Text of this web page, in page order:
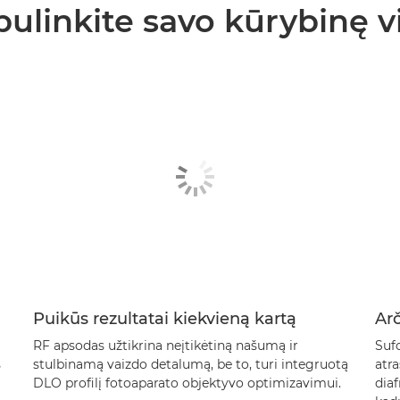
savo kūrybinę
Puikūs rezultatai kiekvieną kartą
RF apsodas užtikrina neįtikėtiną našumą ir
stulbinamą vaizdo detalumą, be to, turi integruotą
DLO profilį fotoaparato objektyvo optimizavimui.